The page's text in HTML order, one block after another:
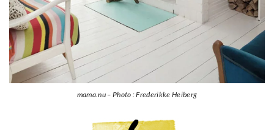
mama.nu – Photo : Frederikke Heiberg